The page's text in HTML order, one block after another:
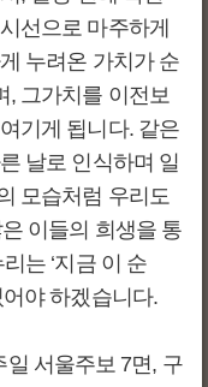
선으로 마주하게
누려온 가치가 순
, 그가치를 이전보
기게 됩니다. 같은
날로 인식하며 일
모습처럼 우리도
이들의 희생을 통
는 ‘지금 이 순
야 하겠습니다.
일 서울주보 7면, 구